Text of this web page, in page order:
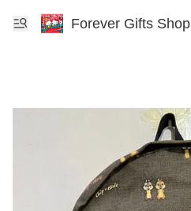
Forever Gifts Shop